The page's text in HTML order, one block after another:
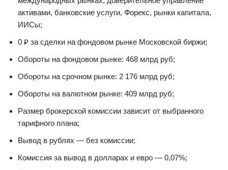
активами, банковские услуги, Форекс, рынки капитала,
ИИСы;
0 ₽ за сделки на фондовом рынке Московской биржи;
Обороты на фондовом рынке: 468 млрд руб;
Обороты на срочном рынке: 2 176 млрд руб;
Обороты на валютном рынке: 409 млрд руб;
Размер брокерской комиссии зависит от выбранного
тарифного плана;
Вывод в рублях — без комиссии;
Комиссия за вывод в долларах и евро — 0,07%;